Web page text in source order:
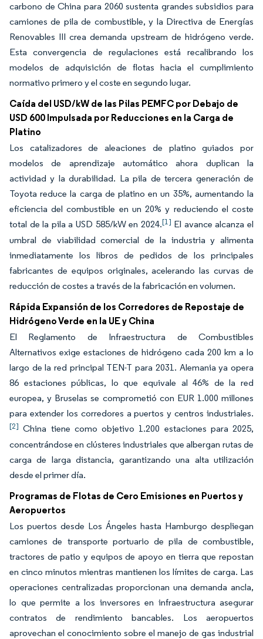
carbono de China para 2060 sustenta grandes subsidios para
camiones de pila de combustible, y la Directiva de Energías
Renovables III crea demanda upstream de hidrógeno verde.
Esta convergencia de regulaciones está recalibrando los
modelos de adquisición de flotas hacia el cumplimiento
normativo primero y el coste en segundo lugar.
Caída del USD/kW de las Pilas PEMFC por Debajo de
USD 600 Impulsada por Reducciones en la Carga de
Platino
Los catalizadores de aleaciones de platino guiados por
modelos de aprendizaje automático ahora duplican la
actividad y la durabilidad. La pila de tercera generación de
Toyota reduce la carga de platino en un 35%, aumentando la
eficiencia del combustible en un 20% y reduciendo el coste
total de la pila a USD 585/kW en 2024.[1] El avance alcanza el
umbral de viabilidad comercial de la industria y alimenta
inmediatamente los libros de pedidos de los principales
fabricantes de equipos originales, acelerando las curvas de
reducción de costes a través de la fabricación en volumen.
Rápida Expansión de los Corredores de Repostaje de
Hidrógeno Verde en la UE y China
El Reglamento de Infraestructura de Combustibles
Alternativos exige estaciones de hidrógeno cada 200 km a lo
largo de la red principal TEN-T para 2031. Alemania ya opera
86 estaciones públicas, lo que equivale al 46% de la red
europea, y Bruselas se comprometió con EUR 1.000 millones
para extender los corredores a puertos y centros industriales.
[2] China tiene como objetivo 1.200 estaciones para 2025,
concentrándose en clústeres industriales que albergan rutas de
carga de larga distancia, garantizando una alta utilización
desde el primer día.
Programas de Flotas de Cero Emisiones en Puertos y
Aeropuertos
Los puertos desde Los Ángeles hasta Hamburgo despliegan
camiones de transporte portuario de pila de combustible,
tractores de patio y equipos de apoyo en tierra que repostan
en cinco minutos mientras mantienen los límites de carga. Las
operaciones centralizadas proporcionan una demanda ancla,
lo que permite a los inversores en infraestructura asegurar
contratos de rendimiento bancables. Los aeropuertos
aprovechan el conocimiento sobre el manejo de gas industrial